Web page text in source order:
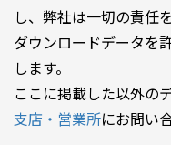
し、弊社は一切の責任
ダウンロードデータを
します。
ここに掲載した以外の
支店・営業所にお問い